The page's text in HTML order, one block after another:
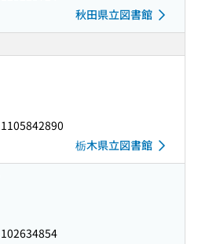
秋田県立図書館
1105842890
栃木県立図書館
102634854